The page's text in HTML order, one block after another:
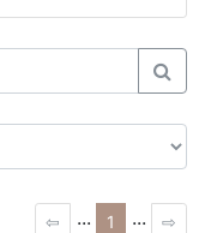
⇦ ... 1 ... ⇨